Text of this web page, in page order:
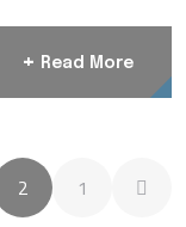
Read More
+
1
2